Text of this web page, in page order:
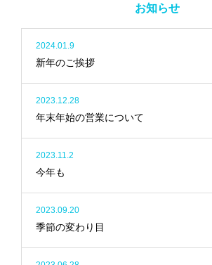
お知らせ
2024.01.9
新年のご挨拶
2023.12.28
年末年始の営業について
2023.11.2
今年も
2023.09.20
季節の変わり目